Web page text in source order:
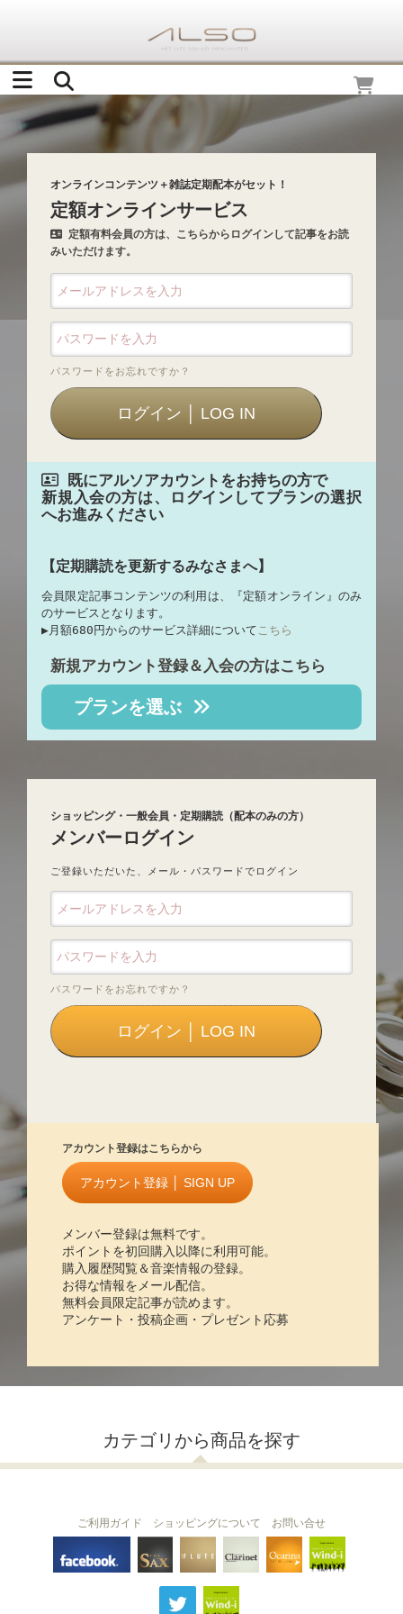
オンラインコンテンツ＋雑誌定期配本がセット！
定額オンラインサービス
定額有料会員の方は、こちらからログインして記事をお読
みいただけます。
パスワードをお忘れですか？
既にアルソアカウントをお持ちの方で
新規入会の方は、ログインしてプランの選択
へお進みください
【定期購読を更新するみなさまへ】
会員限定記事コンテンツの利用は、『定額オンライン』のみ
のサービスとなります。
▶︎月額680円からのサービス詳細についてこちら
新規アカウント登録＆入会の方はこちら
プランを選ぶ
ショッピング・一般会員・定期購読（配本のみの方）
メンバーログイン
ご登録いただいた、メール・パスワードでログイン
パスワードをお忘れですか？
アカウント登録はこちらから
アカウント登録 │ SIGN UP
メンバー登録は無料です。
ポイントを初回購入以降に利用可能。
購入履歴閲覧＆音楽情報の登録。
お得な情報をメール配信。
無料会員限定記事が読めます。
アンケート・投稿企画・プレゼント応募
カテゴリから商品を探す
THE SAX The Clarinet
ご利用ガイド ショッピングについて お問い合せ